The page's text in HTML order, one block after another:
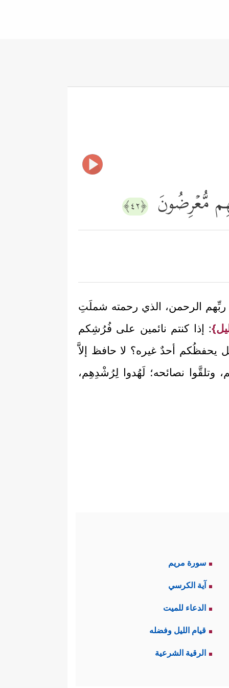
مُّعۡرِضُونَ ﴿٤٢﴾
ربِّهم الرحمن، الذي رحمته شملَتِ
: إذا كنتم نائمين على فُرُشِكم
يحفظُكم أحدٌ غيره؟ لا حافظ إلاَّ
وتلقَّوا نصائحه؛ لَهُدوا لِرُشْدِهِم،
سورة مريم
آية الكرسي
الدعاء للميت
قيام الليل وفضله
الرقية الشرعية